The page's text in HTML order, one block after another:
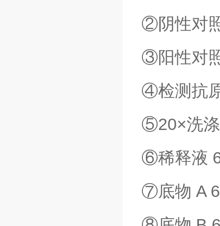
②阴性对
③阳性对
④检测抗
⑤20×洗
⑥稀释液
⑦底物 A